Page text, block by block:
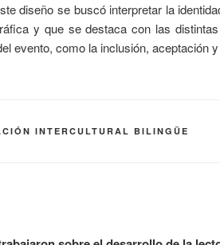
diseño se buscó interpretar la
y que se destaca con las
evento, como la inclusión, aceptación
INTERCULTURAL BILINGÜE